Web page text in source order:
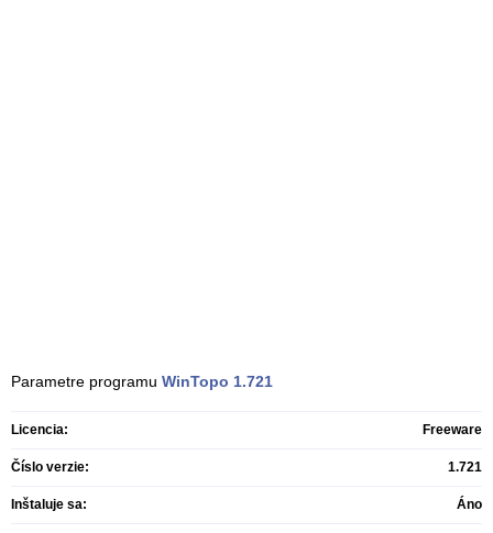
Parametre programu WinTopo 1.721
Licencia: Freeware
Číslo verzie: 1.721
Inštaluje sa: Áno